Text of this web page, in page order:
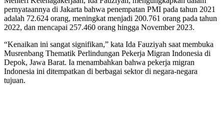
pernyataannya di Jakarta bahwa penempatan PMI pada tahun 2021
adalah 72.624 orang, meningkat menjadi 200.761 orang pada tahun
2022, dan mencapai 257.460 orang hingga November 2023.
“Kenaikan ini sangat signifikan,” kata Ida Fauziyah saat membuka
Musrenbang Thematik Perlindungan Pekerja Migran Indonesia di
Depok, Jawa Barat. Ia menambahkan bahwa pekerja migran
Indonesia ini ditempatkan di berbagai sektor di negara-negara
tujuan.